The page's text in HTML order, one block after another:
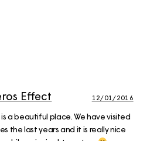
Effect 12/01/2016
a beautiful place. We have visited
the last years and it is really nice